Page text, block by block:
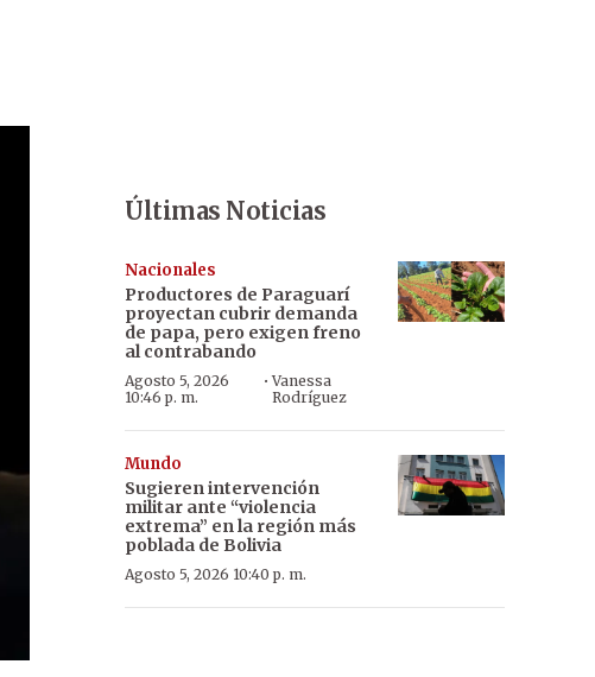
Últimas Noticias
Nacionales
Productores de Paraguarí
proyectan cubrir demanda
de papa, pero exigen freno
al contrabando
Agosto 5, 2026
10:46 p. m.
·Vanessa
Rodríguez
Mundo
Sugieren intervención
militar ante “violencia
extrema” en la región más
poblada de Bolivia
Agosto 5, 2026 10:40 p. m.